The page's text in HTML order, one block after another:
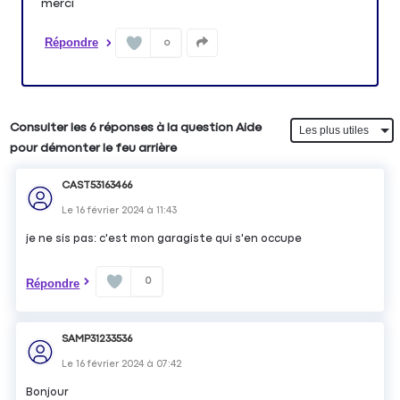
merci
Répondre 0
Consulter les 6 réponses à la question Aide
pour démonter le feu arrière
CAST53163466
Le16 février 2024 à11:43
je ne sis pas: c'est mon garagiste qui s'en occupe
Répondre 0
SAMP31233536
Le16 février 2024 à 07:42
Bonjour